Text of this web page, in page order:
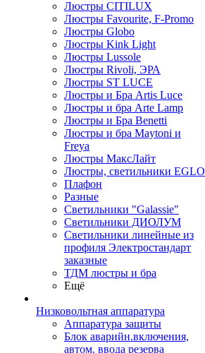
Люстры CITILUX
Люстры Favourite, F-Promo
Люстры Globo
Люстры Kink Light
Люстры Lussole
Люстры Rivoli, ЭРА
Люстры ST LUCE
Люстры и Бра Artis Luce
Люстры и бра Arte Lamp
Люстры и Бра Benetti
Люстры и бра Maytoni и
Freya
Люстры МаксЛайт
Люстры, светильники EGLO
Плафон
Разные
Светильники "Galassie"
Светильники ДИОЛУМ
Светильники линейные из
профиля Электростандарт
заказные
ТДМ люстры и бра
Ещё
Низковольтная аппаратура
Аппаратура защиты
Блок аварийн.включения,
автом. ввода резерва